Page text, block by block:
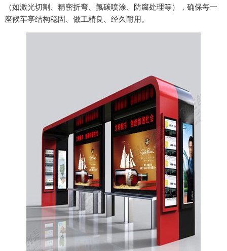
（如激光切割、精密折弯、氟碳喷涂、防腐处理等），确保每一
座候车亭结构稳固、做工精良、经久耐用。